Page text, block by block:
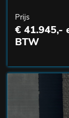
Prijs
€ 41.945,-
BTW